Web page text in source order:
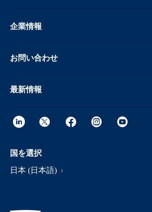
企業情報
お問い合わせ
最新情報
国を選択
日本 (日本語)